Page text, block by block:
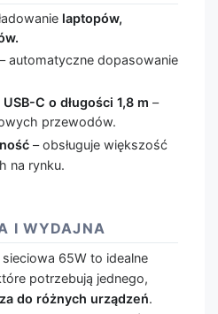
laptopów,
– automatyczne dopasowanie
C o długości 1,8 m –
przewodów.
– obsługuje większość
na rynku.
I WYDAJNA
sieciowa 65W to idealne
potrzebują jednego,
do różnych urządzeń.